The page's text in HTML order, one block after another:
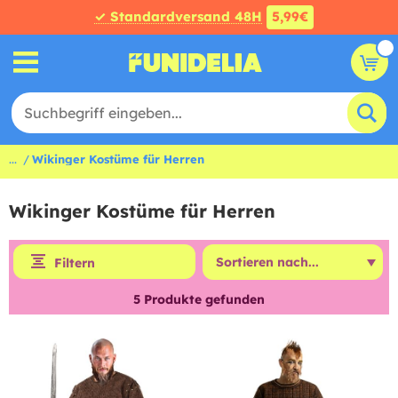
✓ Standardversand 48H 5,99€
... Wikinger Kostüme für Herren
Wikinger Kostüme für Herren
Filtern
5 Produkte gefunden